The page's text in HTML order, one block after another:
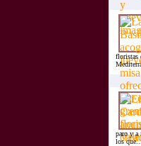
floristas
paro y a
los